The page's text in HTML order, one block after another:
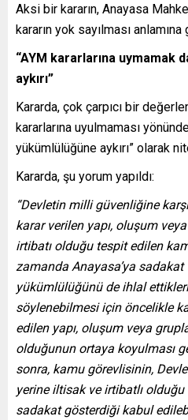
Aksi bir kararın, Anayasa
kararın yok sayılması
“AYM kararlarına uymamak
aykırı”
Kararda, çok çarpıcı bir
kararlarına uyulmaması
yükümlülüğüne aykırı” olarak
Kararda, şu yorum yapıldı:
“Devletin milli güvenliğine
karar verilen yapı, oluşum
irtibatı olduğu tespit edilen
zamanda Anayasa’ya sadakat
yükümlülüğünü de ihlal
söylenebilmesi için öncelikle
edilen yapı, oluşum veya
olduğunun ortaya koyulması
sonra, kamu görevlisinin,
yerine iltisak ve irtibatlı
sadakat gösterdiği kabul